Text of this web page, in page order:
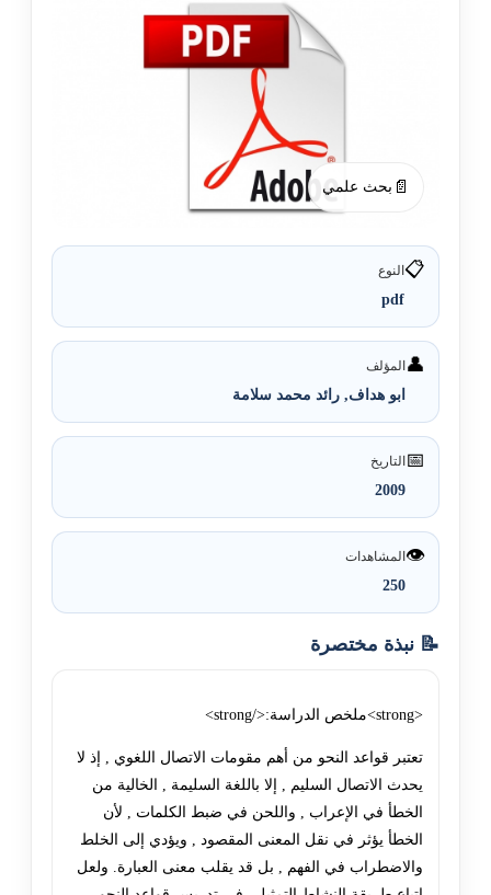
📄 بحث علمي
📋النوع
pdf
👤المؤلف
ابو هداف, رائد محمد سلامة
📅التاريخ
2009
👁️المشاهدات
250
📝 نبذة مختصرة
<strong>ملخص الدراسة:</strong>
تعتبر قواعد النحو من أهم مقومات الاتصال اللغوي , إذ لا
يحدث الاتصال السليم , إلا باللغة السليمة , الخالية من
الخطأ في الإعراب , واللحن في ضبط الكلمات , لأن
الخطأ يؤثر في نقل المعنى المقصود , ويؤدي إلى الخلط
والاضطراب في الفهم , بل قد يقلب معنى العبارة. ولعل